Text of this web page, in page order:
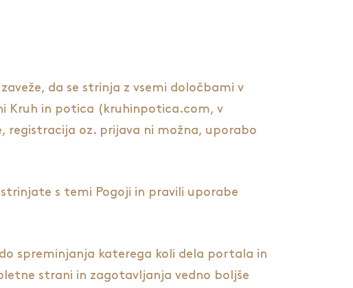
da se strinja z vsemi določbami v
Kruh in potica (kruhinpotica.com, v
registracija oz. prijava ni možna, uporabo
s temi Pogoji in pravili uporabe
spreminjanja katerega koli dela portala in
strani in zagotavljanja vedno boljše